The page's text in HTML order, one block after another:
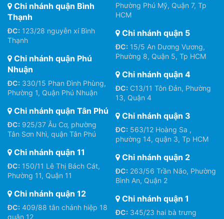
Chi nhánh quận Bình
Thạnh
ĐC: 123/28 nguyễn xí Bình
Thạnh
Chi nhánh quận Phú
Nhuận
ĐC: 330/15 Phan Đình Phùng,
Phường 1, Quận Phú Nhuận
Chi nhánh quận Tân Phú
ĐC: 925/37 Âu Cơ, phường
Tân Sơn Nhì, quận Tân Phú
Chi nhánh quận 11
ĐC: 150/11 Lê Thị Bách Cát,
Phường 11, Quận 11
Chi nhánh quận 12
ĐC: 409/88 tân chánh hiệp 18
quận 12
Phường Phú Mỹ, Quận 7, Tp
HCM
Chi nhánh quận 5
ĐC: 15/5 An Dương Vương,
Phường 8, Quận 5, Tp HCM
Chi nhánh quận 4
ĐC: C13/11 Tôn Đản, Phường
13, Quận 4
Chi nhánh quận 3
ĐC: 563/12 Hoàng Sa ,
phường 14, quận 3, Tp HCM
Chi nhánh quận 2
ĐC: 263/56 Trần Não, Phường
Bình An, Quận 2
Chi nhánh quận 1
ĐC: 345/23 hai bà trưng